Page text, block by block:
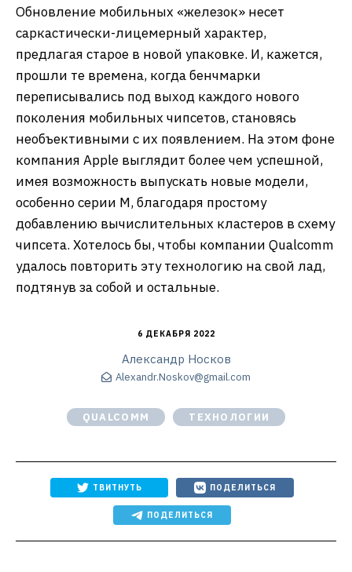
Обновление мобильных «железок» несет
саркастически-лицемерный характер,
предлагая старое в новой упаковке. И, кажется,
прошли те времена, когда бенчмарки
переписывались под выход каждого нового
поколения мобильных чипсетов, становясь
необъективными с их появлением. На этом фоне
компания Apple выглядит более чем успешной,
имея возможность выпускать новые модели,
особенно серии M, благодаря простому
добавлению вычислительных кластеров в схему
чипсета. Хотелось бы, чтобы компании Qualcomm
удалось повторить эту технологию на свой лад,
подтянув за собой и остальные.
6 ДЕКАБРЯ 2022
Александр Носков
Alexandr.Noskov@gmail.com
QUALCOMM ТЕХНОЛОГИИ
ТВИТНУТЬ ПОДЕЛИТЬСЯ
ПОДЕЛИТЬСЯ